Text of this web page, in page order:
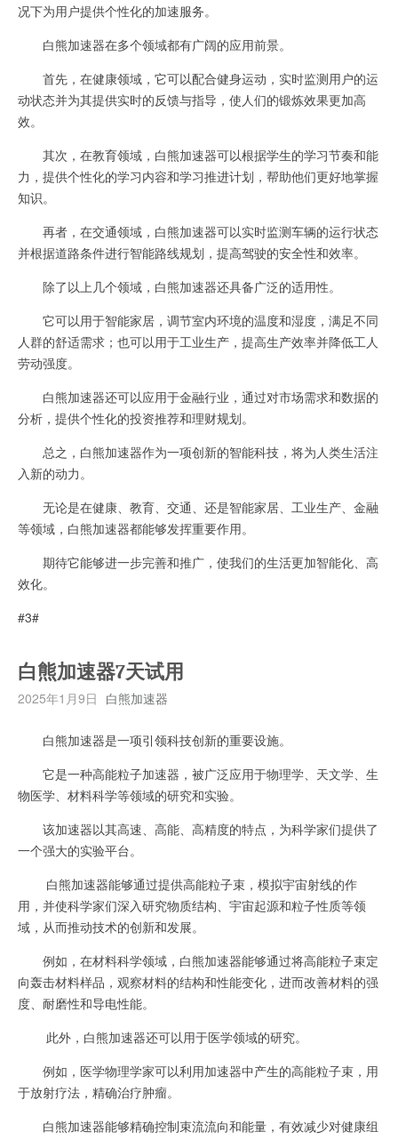
况下为用户提供个性化的加速服务。
白熊加速器在多个领域都有广阔的应用前景。
首先，在健康领域，它可以配合健身运动，实时监测用户的运
动状态并为其提供实时的反馈与指导，使人们的锻炼效果更加高
效。
其次，在教育领域，白熊加速器可以根据学生的学习节奏和能
力，提供个性化的学习内容和学习推进计划，帮助他们更好地掌握
知识。
再者，在交通领域，白熊加速器可以实时监测车辆的运行状态
并根据道路条件进行智能路线规划，提高驾驶的安全性和效率。
除了以上几个领域，白熊加速器还具备广泛的适用性。
它可以用于智能家居，调节室内环境的温度和湿度，满足不同
人群的舒适需求；也可以用于工业生产，提高生产效率并降低工人
劳动强度。
白熊加速器还可以应用于金融行业，通过对市场需求和数据的
分析，提供个性化的投资推荐和理财规划。
总之，白熊加速器作为一项创新的智能科技，将为人类生活注
入新的动力。
无论是在健康、教育、交通、还是智能家居、工业生产、金融
等领域，白熊加速器都能够发挥重要作用。
期待它能够进一步完善和推广，使我们的生活更加智能化、高
效化。
#3#
白熊加速器7天试用
2025年1月9日 白熊加速器
白熊加速器是一项引领科技创新的重要设施。
它是一种高能粒子加速器，被广泛应用于物理学、天文学、生
物医学、材料科学等领域的研究和实验。
该加速器以其高速、高能、高精度的特点，为科学家们提供了
一个强大的实验平台。
白熊加速器能够通过提供高能粒子束，模拟宇宙射线的作
用，并使科学家们深入研究物质结构、宇宙起源和粒子性质等领
域，从而推动技术的创新和发展。
例如，在材料科学领域，白熊加速器能够通过将高能粒子束定
向轰击材料样品，观察材料的结构和性能变化，进而改善材料的强
度、耐磨性和导电性能。
此外，白熊加速器还可以用于医学领域的研究。
例如，医学物理学家可以利用加速器中产生的高能粒子束，用
于放射疗法，精确治疗肿瘤。
白熊加速器能够精确控制束流流向和能量，有效减少对健康组